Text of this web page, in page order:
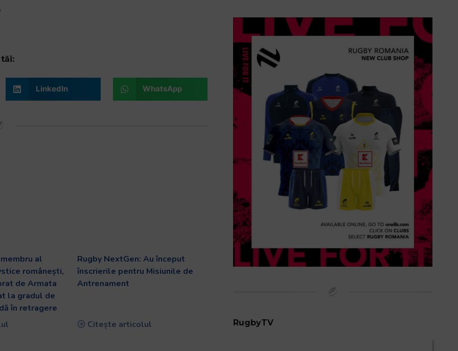
LinkedIn WhatsApp
al
românești,
de Armata
la gradul de
în retragere
Rugby NextGen: Au început
înscrierile pentru Misiunile de
Antrenament
Citește articolul RugbyTV